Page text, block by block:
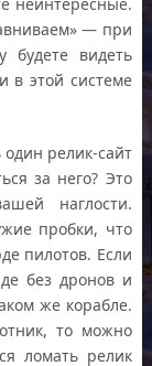
неинтересные.
— при
будете видеть
в этой системе
релик-сайт
за него? Это
наглости.
пробки, что
пилотов. Если
без дронов и
же корабле.
то можно
ломать релик